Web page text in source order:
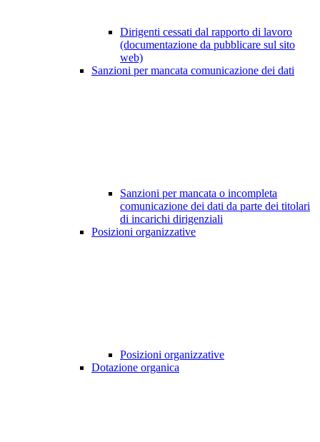
Dirigenti cessati dal rapporto di lavoro
(documentazione da pubblicare sul sito
web)
Sanzioni per mancata comunicazione dei dati
Sanzioni per mancata o incompleta
comunicazione dei dati da parte dei titolari
di incarichi dirigenziali
Posizioni organizzative
Posizioni organizzative
Dotazione organica